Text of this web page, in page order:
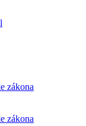
zákona
zákona